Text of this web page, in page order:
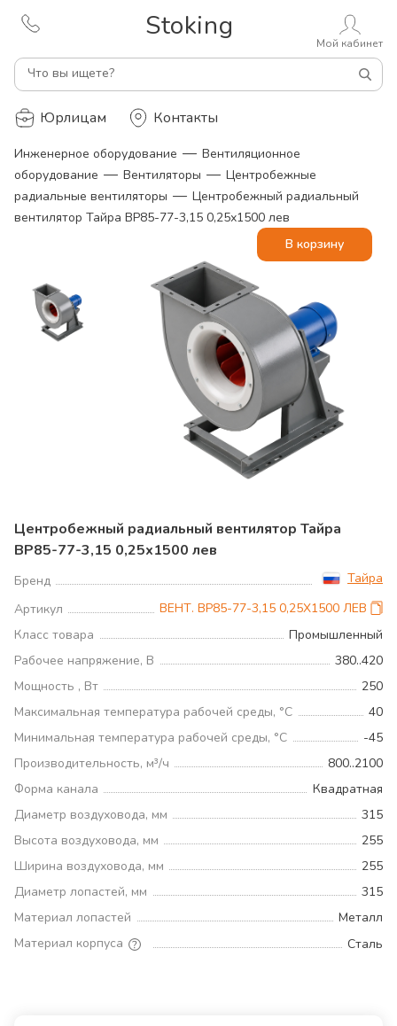
Stoking
Что вы ищете?
Мой кабинет
Юрлицам Контакты
Инженерное оборудование — Вентиляционное
оборудование — Вентиляторы — Центробежные
радиальные вентиляторы — Центробежный радиальный
вентилятор Тайра ВР85-77-3,15 0,25х1500 лев
Центробежный радиальный вентилятор Тайра
ВР85-77-3,15 0,25х1500 лев
Бренд
Тайра
Артикул
ВЕНТ. ВР85-77-3,15 0,25Х1500 ЛЕВ
Класс товара
Промышленный
Рабочее напряжение, В
380..420
Мощность , Вт
250
Максимальная температура рабочей среды, °С
40
Минимальная температура рабочей среды, °С
-45
Производительность, м³/ч
800..2100
Форма канала
Квадратная
Диаметр воздуховода, мм
315
Высота воздуховода, мм
255
Ширина воздуховода, мм
255
Диаметр лопастей, мм
315
Материал лопастей
Металл
Материал корпуса
Сталь
В корзину